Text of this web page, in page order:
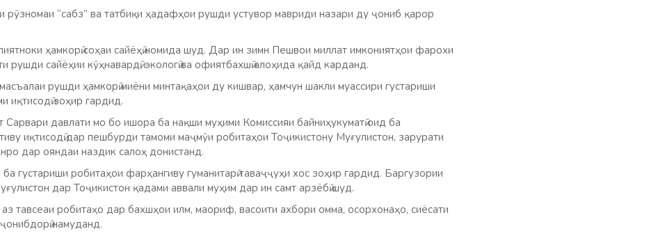
“сабз” ва татбиқи ҳадафҳои рушди устувор мавриди назари ду ҷониб қарор
ҳамкорӣ соҳаи сайёҳӣ номида шуд. Дар ин зимн Пешвои миллат имкониятҳои фарохи
рушди сайёҳии кӯҳнавардӣ, экологӣ ва офиятбахшӣ алоҳида қайд карданд.
рушди ҳамкорӣ миёни минтақаҳои ду кишвар, ҳамчун шакли муассири густариши
иқтисодӣ зоҳир гардид.
давлати мо бо ишора ба нақши муҳими Комиссияи байниҳукуматӣ оид ба
иқтисодӣ дар пешбурди тамоми маҷмӯи робитаҳои Тоҷикистону Муғулистон, зарурати
дар ояндаи наздик салоҳ донистанд.
густариши робитаҳои фарҳангиву гуманитарӣ таваҷҷуҳи хос зоҳир гардид. Баргузории
дар Тоҷикистон қадами аввали муҳим дар ин самт арзёбӣ шуд.
тавсеаи робитаҳо дар бахшҳои илм, маориф, васоити ахбори омма, осорхонаҳо, сиёсати
намуданд.